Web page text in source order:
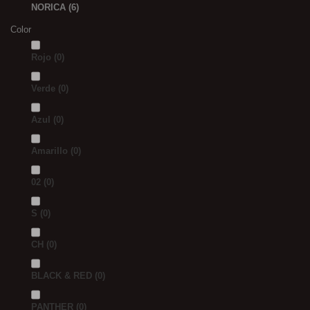
NORICA (6)
Color
Rojo (0)
Verde (0)
Azul (0)
Amarillo (0)
02 (0)
S (0)
CH (0)
BLACK & RED (0)
PANTHER (0)